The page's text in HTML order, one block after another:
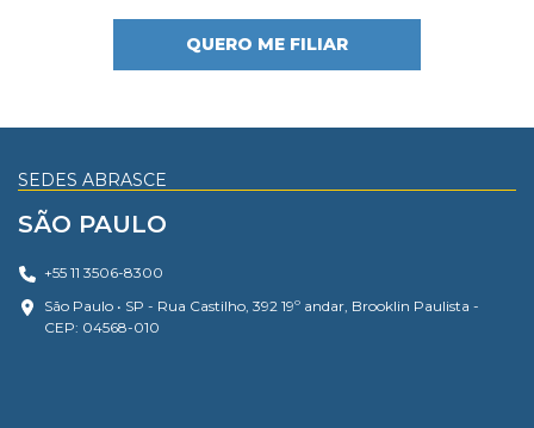
QUERO ME FILIAR
SEDES ABRASCE
SÃO PAULO
+55 11 3506-8300
São Paulo • SP - Rua Castilho, 392 19º andar, Brooklin Paulista -
CEP: 04568-010